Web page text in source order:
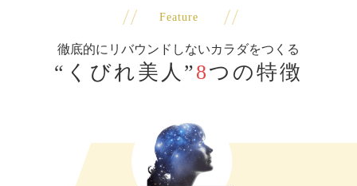
Feature
徹底的にリバウンドしないカラダをつくる
“くびれ美人”8つの特徴